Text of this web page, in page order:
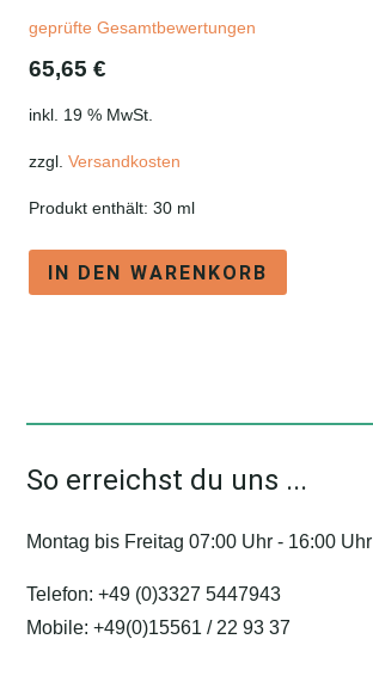
geprüfte Gesamtbewertungen
65,65 €
inkl. 19 % MwSt.
zzgl. Versandkosten
Produkt enthält: 30 ml
IN DEN WARENKORB
So erreichst du uns ...
Montag bis Freitag 07:00 Uhr - 16:00 Uhr
Telefon:+49 (0)3327 5447943
Mobile:+49(0)15561 / 22 93 37